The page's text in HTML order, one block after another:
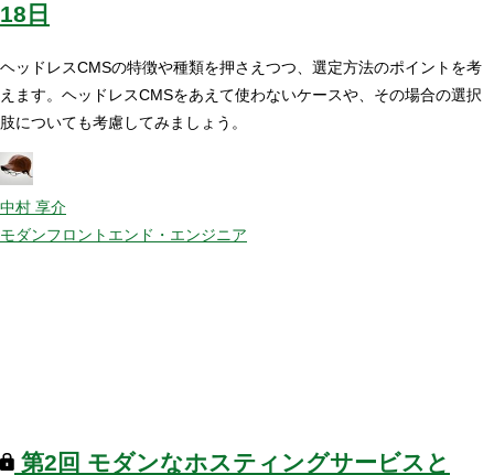
18日
ヘッドレスCMSの特徴や種類を押さえつつ、選定方法のポイントを考
えます。ヘッドレスCMSをあえて使わないケースや、その場合の選択
肢についても考慮してみましょう。
中村 享介
モダンフロントエンド・エンジニア
第2回 モダンなホスティングサービスと